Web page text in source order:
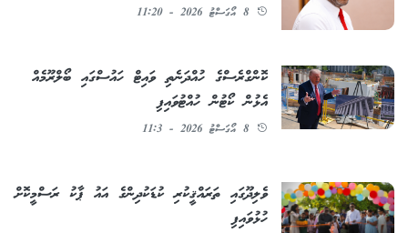
8 އޯގަސްޓު 2026 - 11:20
ކޮންގްރެސްގެ ހުއްދަނެތި ވައިޓް ހައުސްގައި ބޯލްރޫމެއް
އެޅުން ކޯޓުން ހުއްޓުވައިފި
8 އޯގަސްޓު 2026 - 11:3
ވެލިދޫގައި ތަރައްޤީކުރި ކުޑަކުދިންގެ އައު ޕާކު ރަސްމީކޮށް
ހުޅުވައިފި